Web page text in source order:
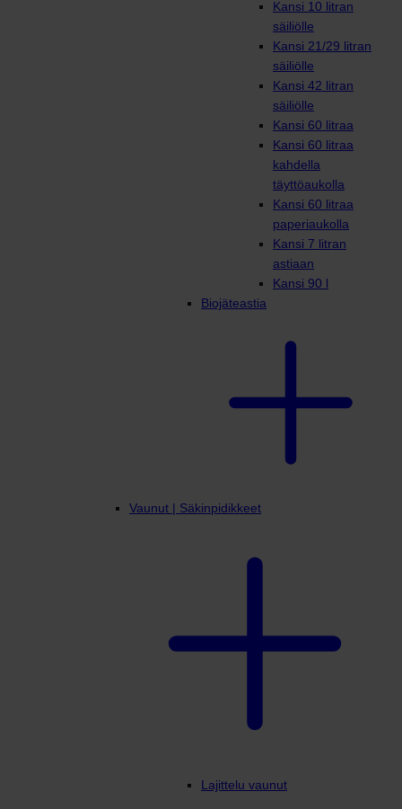
Kansi 10 litran
säiliölle
Kansi 21/29 litran
säiliölle
Kansi 42 litran
säiliölle
Kansi 60 litraa
Kansi 60 litraa
kahdella
täyttöaukolla
Kansi 60 litraa
paperiaukolla
Kansi 7 litran
astiaan
Kansi 90 l
Biojäteastia
Vaunut | Säkinpidikkeet
Lajittelu vaunut